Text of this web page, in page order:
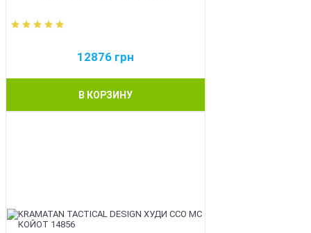
12876 грн
В КОРЗИНУ